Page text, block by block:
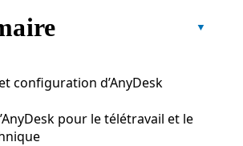
configuration d’AnyDesk
pour le télétravail et le